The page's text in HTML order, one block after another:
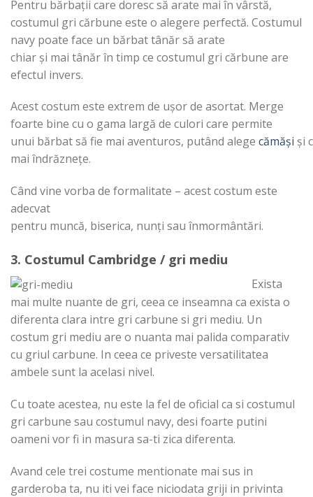
Pentru bărbații care dorescsă arate mai în vârstă,
costumul gri cărbune este o alegere perfectă. Costumul
navy poate face un bărbattânărsă arate
chiar și mai tânărîn timp ce costumul gri cărbune are
efectul invers.
Acest costum este extrem de ușorde asortat. Merge
foarte bine cu o gama largă de culori care permite
unui bărbatsă fie mai aventuros, putând alege cămăși și
mai îndrăznețe.
Când vine vorba de formalitate – acest costum este
adecvat
pentru muncă, biserica, nunți sau înmormântări.
3. Costumul Cambridge / gri mediu
Exista
mai multe nuante de gri, ceea ce inseamna ca exista o
diferenta clara intre gri carbune si gri mediu. Un
costum gri mediu are o nuanta mai palida comparativ
cu griul carbune. In ceea ce priveste versatilitatea
ambele sunt la acelasi nivel.
Cu toate acestea, nu este la fel de oficial ca si costumul
gri carbune sau costumul navy, desi foarte putini
oameni vor fi in masura sa-ti zica diferenta.
Avand cele trei costume mentionate mai sus in
garderoba ta, nu iti vei face niciodata griji in privinta